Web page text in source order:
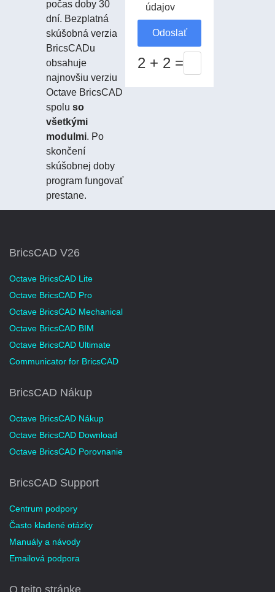
počas doby 30
dní. Bezplatná
skúšobná verzia
BricsCADu
obsahuje
najnovšiu verziu
Octave BricsCAD
spolu so
všetkými
modulmi. Po
skončení
skúšobnej doby
program fungovať
prestane.
údajov
Odoslať
2 + 2 =
BricsCAD V26
Octave BricsCAD Lite
Octave BricsCAD Pro
Octave BricsCAD Mechanical
Octave BricsCAD BIM
Octave BricsCAD Ultimate
Communicator for BricsCAD
BricsCAD Nákup
Octave BricsCAD Nákup
Octave BricsCAD Download
Octave BricsCAD Porovnanie
BricsCAD Support
Centrum podpory
Často kladené otázky
Manuály a návody
Emailová podpora
O tejto stránke